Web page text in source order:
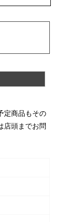
定商品もその
店頭までお問